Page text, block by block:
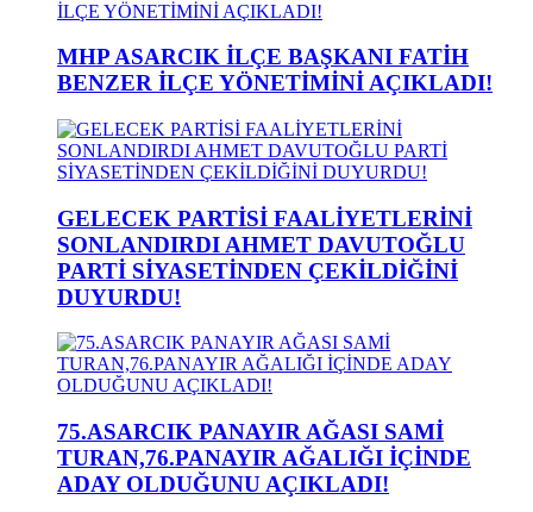
MHP ASARCIK İLÇE BAŞKANI FATİH
BENZER İLÇE YÖNETİMİNİ AÇIKLADI!
GELECEK PARTİSİ FAALİYETLERİNİ
SONLANDIRDI AHMET DAVUTOĞLU
PARTİ SİYASETİNDEN ÇEKİLDİĞİNİ
DUYURDU!
75.ASARCIK PANAYIR AĞASI SAMİ
TURAN,76.PANAYIR AĞALIĞI İÇİNDE
ADAY OLDUĞUNU AÇIKLADI!